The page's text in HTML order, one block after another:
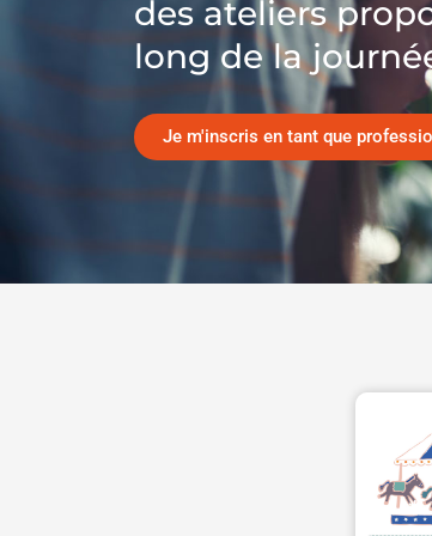
des ateliers
long de la
Je m'inscris en tant que